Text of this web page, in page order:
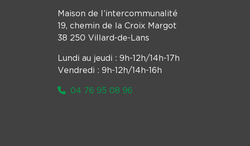
Maison de l’intercommunalité
19, chemin de la Croix Margot
38 250 Villard-de-Lans
Lundi au jeudi : 9h-12h/14h-17h
Vendredi : 9h-12h/14h-16h
04 76 95 08 96